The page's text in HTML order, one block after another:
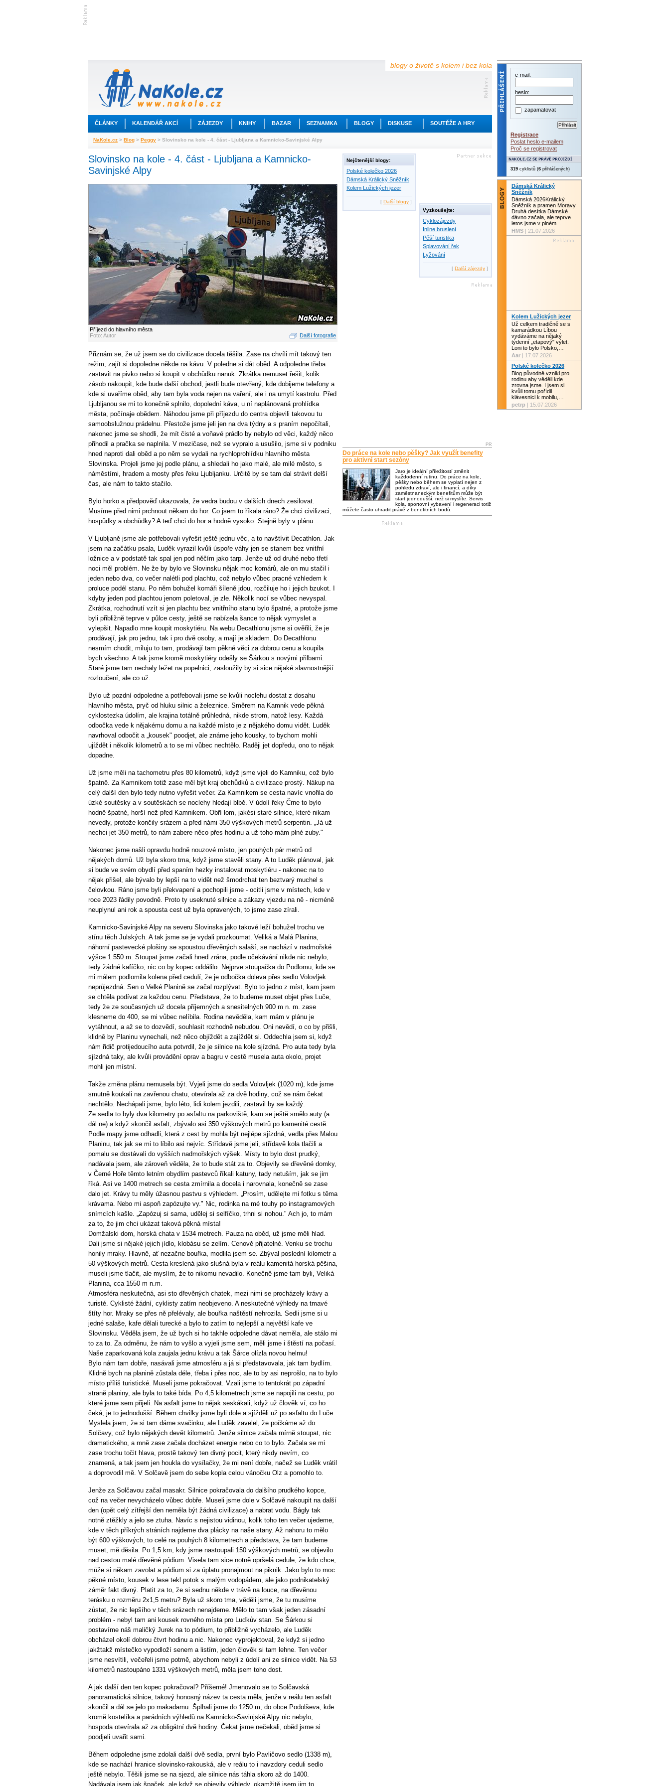
blogy o životě s kolem i bez kola
ČLÁNKY KALENDÁŘ AKCÍ ZÁJEZDY KNIHY BAZAR SEZNAMKA BLOGY DISKUSE SOUTĚŽE A HRY
NaKole.cz > Blog > Peggy > Slovinsko na kole - 4. část - Ljubljana a Kamnicko-Savinjské Alpy
Slovinsko na kole - 4. část - Ljubljana a Kamnicko-
Savinjské Alpy
Příjezd do hlavního města
Foto: Autor
Další fotografie
Přiznám se, že už jsem se do civilizace docela těšila. Zase na chvíli mít takový ten
režim, zajít si dopoledne někde na kávu. V poledne si dát oběd. A odpoledne třeba
zastavit na pivko nebo si koupit v obchůdku nanuk. Zkrátka nemuset řešit, kolik
zásob nakoupit, kde bude další obchod, jestli bude otevřený, kde dobijeme telefony a
kde si uvaříme oběd, aby tam byla voda nejen na vaření, ale i na umytí kastrolu. Před
Ljubljanou se mi to konečně splnilo, dopolední káva, u ní naplánovaná prohlídka
města, počínaje obědem. Náhodou jsme při příjezdu do centra objevili takovou tu
samoobslužnou prádelnu. Přestože jsme jeli jen na dva týdny a s praním nepočítali,
nakonec jsme se shodli, že mít čisté a voňavé prádlo by nebylo od věci, každý něco
přihodil a pračka se naplnila. V mezičase, než se vypralo a usušilo, jsme si v podniku
hned naproti dali oběd a po něm se vydali na rychloprohlídku hlavního města
Slovinska. Projeli jsme jej podle plánu, a shledali ho jako malé, ale milé město, s
náměstími, hradem a mosty přes řeku Ljubljanku. Určitě by se tam dal strávit delší
čas, ale nám to takto stačilo.
Bylo horko a předpověď ukazovala, že vedra budou v dalších dnech zesilovat.
Musíme před nimi prchnout někam do hor. Co jsem to říkala ráno? Že chci civilizaci,
hospůdky a obchůdky? A teď chci do hor a hodně vysoko. Stejně byly v plánu...
V Ljubljaně jsme ale potřebovali vyřešit ještě jednu věc, a to navštívit Decathlon. Jak
jsem na začátku psala, Luděk vyrazil kvůli úspoře váhy jen se stanem bez vnitřní
ložnice a v podstatě tak spal jen pod něčím jako tarp. Jenže už od druhé nebo třetí
noci měl problém. Ne že by bylo ve Slovinsku nějak moc komárů, ale on mu stačil i
jeden nebo dva, co večer nalétli pod plachtu, což nebylo vůbec pracné vzhledem k
proluce podél stanu. Po něm bohužel komáři šíleně jdou, rozčiluje ho i jejich bzukot. I
kdyby jeden pod plachtou jenom poletoval, je zle. Několik nocí se vůbec nevyspal.
Zkrátka, rozhodnutí vzít si jen plachtu bez vnitřního stanu bylo špatné, a protože jsme
byli přibližně teprve v půlce cesty, ještě se nabízela šance to nějak vymyslet a
vylepšit. Napadlo mne koupit moskytiéru. Na webu Decathlonu jsme si ověřili, že je
prodávají, jak pro jednu, tak i pro dvě osoby, a mají je skladem. Do Decathlonu
nesmím chodit, miluju to tam, prodávají tam pěkné věci za dobrou cenu a koupila
bych všechno. A tak jsme kromě moskytiéry odešly se Šárkou s novými přilbami.
Staré jsme tam nechaly ležet na popelnici, zasloužily by si sice nějaké slavnostnější
rozloučení, ale co už.
Bylo už pozdní odpoledne a potřebovali jsme se kvůli noclehu dostat z dosahu
hlavního města, pryč od hluku silnic a železnice. Směrem na Kamnik vede pěkná
cyklostezka údolím, ale krajina totálně průhledná, nikde strom, natož lesy. Každá
odbočka vede k nějakému domu a na každé místo je z nějakého domu vidět. Luděk
navrhoval odbočit a „kousek" poodjet, ale známe jeho kousky, to bychom mohli
ujíždět i několik kilometrů a to se mi vůbec nechtělo. Raději jet dopředu, ono to nějak
dopadne.
Už jsme měli na tachometru přes 80 kilometrů, když jsme vjeli do Kamniku, což bylo
špatně. Za Kamnikem totiž zase měl být kraj obchůdků a civilizace prostý. Nákup na
celý další den bylo tedy nutno vyřešit večer. Za Kamnikem se cesta navíc vnořila do
úzké soutěsky a v soutěskách se noclehy hledají blbě. V údolí řeky Črne to bylo
hodně špatné, horší než před Kamnikem. Obří lom, jakési staré silnice, které nikam
nevedly, protože končily srázem a před námi 350 výškových metrů serpentin. „Já už
nechci jet 350 metrů, to nám zabere něco přes hodinu a už toho mám plné zuby."
Nakonec jsme našli opravdu hodně nouzové místo, jen pouhých pár metrů od
nějakých domů. Už byla skoro tma, když jsme stavěli stany. A to Luděk plánoval, jak
si bude ve svém obydlí před spaním hezky instalovat moskytiéru - nakonec na to
nějak přišel, ale bývalo by lepší na to vidět než šmodrchat ten beztvarý muchel s
čelovkou. Ráno jsme byli překvapení a pochopili jsme - ocitli jsme v místech, kde v
roce 2023 řádily povodně. Proto ty useknuté silnice a zákazy vjezdu na ně - nicméně
neuplynul ani rok a spousta cest už byla opravených, to jsme zase zírali.
Kamnicko-Savinjské Alpy na severu Slovinska jako takové leží bohužel trochu ve
stínu těch Julských. A tak jsme se je vydali prozkoumat. Veliká a Malá Planina,
náhorní pastevecké plošiny se spoustou dřevěných salaší, se nachází v nadmořské
výšce 1.550 m. Stoupat jsme začali hned zrána, podle očekávání nikde nic nebylo,
tedy žádné kafíčko, nic co by kopec oddálilo. Nejprve stoupačka do Podlomu, kde se
mi málem podlomila kolena před cedulí, že je odbočka doleva přes sedlo Volovljek
neprůjezdná. Sen o Velké Planině se začal rozplývat. Bylo to jedno z míst, kam jsem
se chtěla podívat za každou cenu. Představa, že to budeme muset objet přes Luče,
tedy že ze současných už docela příjemných a snesitelných 900 m n. m. zase
klesneme do 400, se mi vůbec nelíbila. Rodina nevěděla, kam mám v plánu je
vytáhnout, a až se to dozvědí, souhlasit rozhodně nebudou. Oni nevědí, o co by přišli,
klidně by Planinu vynechali, než něco objíždět a zajíždět si. Oddechla jsem si, když
nám řidič protijedoucího auta potvrdil, že je silnice na kole sjízdná. Pro auta tedy byla
sjízdná taky, ale kvůli provádění oprav a bagru v cestě musela auta okolo, projet
mohli jen místní.
Takže změna plánu nemusela být. Vyjeli jsme do sedla Volovljek (1020 m), kde jsme
smutně koukali na zavřenou chatu, otevírala až za dvě hodiny, což se nám čekat
nechtělo. Nechápali jsme, bylo léto, lidi kolem jezdili, zastavil by se každý.
Ze sedla to byly dva kilometry po asfaltu na parkoviště, kam se ještě smělo auty (a
dál ne) a když skončil asfalt, zbývalo asi 350 výškových metrů po kamenité cestě.
Podle mapy jsme odhadli, která z cest by mohla být nejlépe sjízdná, vedla přes Malou
Planinu, tak jak se mi to líbilo asi nejvíc. Střídavě jsme jeli, střídavě kola tlačili a
pomalu se dostávali do vyšších nadmořských výšek. Místy to bylo dost prudký,
nadávala jsem, ale zároveň věděla, že to bude stát za to. Objevily se dřevěné domky,
v Černé Hoře těmto letním obydlím pastevců říkali katuny, tady netuším, jak se jim
říká. Asi ve 1400 metrech se cesta zmírnila a docela i narovnala, konečně se zase
dalo jet. Krávy tu měly úžasnou pastvu s výhledem. „Prosím, udělejte mi fotku s těma
krávama. Nebo mi aspoň zapózujte vy." Nic, rodinka na mé touhy po instagramových
snímcích kašle. „Zapózuj si sama, udělej si selfíčko, trhni si nohou." Ach jo, to mám
za to, že jim chci ukázat taková pěkná místa!
Domžalski dom, horská chata v 1534 metrech. Pauza na oběd, už jsme měli hlad.
Dali jsme si nějaké jejich jídlo, klobásu se zelím. Cenově přijatelné. Venku se trochu
honily mraky. Hlavně, ať nezačne bouřka, modlila jsem se. Zbýval poslední kilometr a
50 výškových metrů. Cesta kreslená jako slušná byla v reálu kamenitá horská pěšina,
museli jsme tlačit, ale myslím, že to nikomu nevadilo. Konečně jsme tam byli, Veliká
Planina, cca 1550 m n.m.
Atmosféra neskutečná, asi sto dřevěných chatek, mezi nimi se procházely krávy a
turisté. Cyklisté žádní, cyklisty zatím neobjeveno. A neskutečné výhledy na tmavé
štíty hor. Mraky se přes ně přelévaly, ale bouřka naštěstí nehrozila. Sedli jsme si u
jedné salaše, kafe dělali turecké a bylo to zatím to nejlepší a největší kafe ve
Slovinsku. Věděla jsem, že už bych si ho takhle odpoledne dávat neměla, ale stálo mi
to za to. Za odměnu, že nám to vyšlo a vyjeli jsme sem, měli jsme i štěstí na počasí.
Naše zaparkovaná kola zaujala jednu krávu a tak Šárce olízla novou helmu!
Bylo nám tam dobře, nasávali jsme atmosféru a já si představovala, jak tam bydlím.
Klidně bych na planině zůstala déle, třeba i přes noc, ale to by asi neprošlo, na to bylo
místo příliš turistické. Museli jsme pokračovat. Vzali jsme to tentokrát po západní
straně planiny, ale byla to také bída. Po 4,5 kilometrech jsme se napojili na cestu, po
které jsme sem přijeli. Na asfalt jsme to nějak seskákali, když už člověk ví, co ho
čeká, je to jednodušší. Během chvilky jsme byli dole a sjížděli už po asfaltu do Luče.
Myslela jsem, že si tam dáme svačinku, ale Luděk zavelel, že počkáme až do
Solčavy, což bylo nějakých devět kilometrů. Jenže silnice začala mírně stoupat, nic
dramatického, a mně zase začala docházet energie nebo co to bylo. Začala se mi
zase trochu točit hlava, prostě takový ten divný pocit, který nikdy nevím, co
znamená, a tak jsem jen houkla do vysílačky, že mi není dobře, načež se Luděk vrátil
a doprovodil mě. V Solčavě jsem do sebe kopla celou vánočku Olz a pomohlo to.
Jenže za Solčavou začal masakr. Silnice pokračovala do dalšího prudkého kopce,
což na večer nevycházelo vůbec dobře. Museli jsme dole v Solčavě nakoupit na další
den (opět celý zítřejší den neměla být žádná civilizace) a nabrat vodu. Bágly tak
notně ztěžkly a jelo se ztuha. Navíc s nejistou vidinou, kolik toho ten večer ujedeme,
kde v těch příkrých stráních najdeme dva plácky na naše stany. Až nahoru to mělo
být 600 výškových, to celé na pouhých 8 kilometrech a představa, že tam budeme
muset, mě děsila. Po 1,5 km, kdy jsme nastoupali 150 výškových metrů, se objevilo
nad cestou malé dřevěné pódium. Visela tam sice notně opršelá cedule, že kdo chce,
může si někam zavolat a pódium si za úplatu pronajmout na piknik. Jako bylo to moc
pěkné místo, kousek v lese tekl potok s malým vodopádem, ale jako podnikatelský
záměr fakt divný. Platit za to, že si sednu někde v trávě na louce, na dřevěnou
terásku o rozměru 2x1,5 metru? Byla už skoro tma, věděli jsme, že tu musíme
zůstat, že nic lepšího v těch srázech nenajdeme. Mělo to tam však jeden zásadní
problém - nebyl tam ani kousek rovného místa pro Luďkův stan. Se Šárkou si
postavíme náš maličký Jurek na to pódium, to přibližně vycházelo, ale Luděk
obcházel okolí dobrou čtvrt hodinu a nic. Nakonec vyprojektoval, že když si jedno
jakžtakž místečko vypodloží senem a listím, jeden člověk si tam lehne. Ten večer
jsme nesvítili, večeřeli jsme potmě, abychom nebyli z údolí ani ze silnice vidět. Na 53
kilometrů nastoupáno 1331 výškových metrů, měla jsem toho dost.
A jak další den ten kopec pokračoval? Příšerné! Jmenovalo se to Solčavská
panoramatická silnice, takový honosný název ta cesta měla, jenže v reálu ten asfalt
skončil a dál se jelo po makadamu. Šplhali jsme do 1250 m, do obce Podolševa, kde
kromě kostelíka a parádních výhledů na Kamnicko-Savinjské Alpy nic nebylo,
hospoda otevírala až za obligátní dvě hodiny. Čekat jsme nečekali, oběd jsme si
poodjeli uvařit sami.
Během odpoledne jsme zdolali další dvě sedla, první bylo Pavličovo sedlo (1338 m),
kde se nachází hranice slovinsko-rakouská, ale v reálu to i navzdory ceduli sedlo
ještě nebylo. Těšili jsme se na sjezd, ale silnice nás táhla skoro až do 1400.
Nadávala jsem jak špaček, ale když se objevily výhledy, okamžitě jsem jim to
Nejčtenější blogy:
Polské kolečko 2026
Dámská Králický Sněžník
Kolem Lužických jezer
[ Další blogy ]
Vyzkoušejte:
Cyklozájezdy
Inline bruslení
Pěší turistika
Splavování řek
Lyžování
[ Další zájezdy ]
PR
Do práce na kole nebo pěšky? Jak využít benefity
pro aktivní start sezóny
Jaro je ideální příležitostí změnit
každodenní rutinu. Do práce na kole,
pěšky nebo během se vyplatí nejen z
pohledu zdraví, ale i financí, a díky
zaměstnaneckým benefitům může být
start jednodušší, než si myslíte. Servis
kola, sportovní vybavení i regeneraci totiž
můžete často uhradit právě z benefitních bodů.
e-mail:
heslo:
zapamatovat
Registrace
Poslat heslo e-mailem
Proč se registrovat
319 cyklistů (6 přihlášených)
Dámská Králický
Sněžník
Dámská 2026Králický
Sněžník a pramen Moravy
Druhá desítka Dámské
dávno začala, ale teprve
letos jsme v plném…
HMS | 21.07.2026
Kolem Lužických jezer
Už celkem tradičně se s
kamarádkou Líbou
vydáváme na nějaký
týdenní „etapový" výlet.
Loni to bylo Polsko,…
Aar | 17.07.2026
Polské kolečko 2026
Blog původně vznikl pro
rodinu aby věděli kde
zrovna jsme. I jsem si
kvůli tomu pořídil
klávesnici k mobilu,…
petrp | 15.07.2026